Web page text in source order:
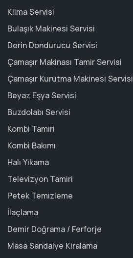
Klima Servisi
Bulaşık Makinesi Servisi
Derin Dondurucu Servisi
Çamaşır Makinası Tamir Servisi
Çamaşır Kurutma Makinesi Servisi
Beyaz Eşya Servisi
Buzdolabı Servisi
Kombi Tamiri
Kombi Bakımı
Halı Yıkama
Televizyon Tamiri
Petek Temizleme
İlaçlama
Demir Doğrama / Ferforje
Masa Sandalye Kiralama